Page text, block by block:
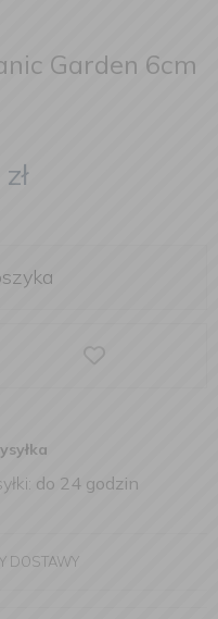
Garden 6cm
zł
do 24 godzin
DOSTAWY